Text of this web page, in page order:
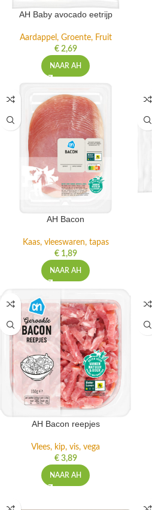
AH Baby avocado eetrijp
Aardappel, Groente, Fruit
€2,69
NAAR AH
AH Bacon
Kaas, vleeswaren, tapas
€1,89
NAAR AH
AH Bacon reepjes
Vlees, kip, vis, vega
€3,89
NAAR AH